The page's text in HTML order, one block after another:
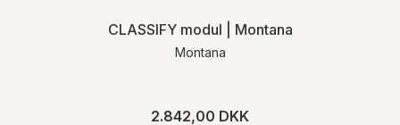
CLASSIFY modul | Montana
Montana
2.842,00 DKK